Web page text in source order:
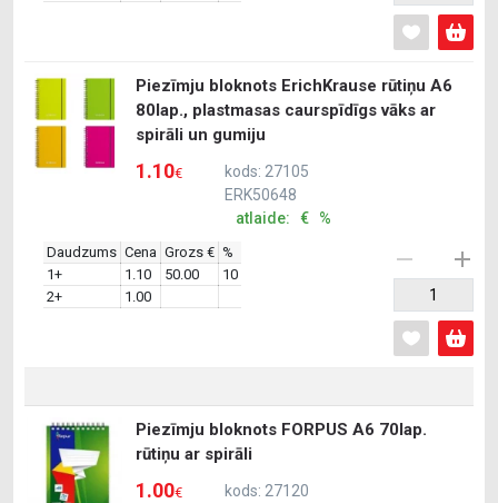
Piezīmju bloknots ErichKrause rūtiņu A6
80lap., plastmasas caurspīdīgs vāks ar
spirāli un gumiju
1.10€
kods: 27105
ERK50648
atlaide: € %
Daudzums Cena Grozs € %
1+
1.10 50.00
10
2+
1.00
Piezīmju bloknots FORPUS A6 70lap.
rūtiņu ar spirāli
1.00€
kods: 27120